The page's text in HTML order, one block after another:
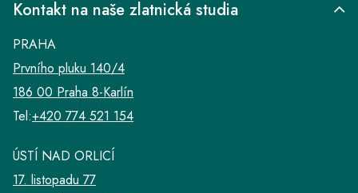
Kontakt na naše zlatnická studia
PRAHA
Prvního pluku 140/4
186 00 Praha 8-Karlín
Tel:+420 774 521 154
ÚSTÍ NAD ORLICÍ
17. listopadu 77